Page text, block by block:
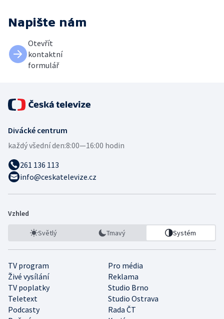
Napište nám
Otevřít
kontaktní
formulář
Divácké centrum
každý všední den:8:00—16:00 hodin
261 136 113
info@ceskatelevize.cz
Vzhled
Světlý Tmavý Systém
TV program
Pro média
Živé vysílání
Reklama
TV poplatky
Studio Brno
Teletext
Studio Ostrava
Podcasty
Rada ČT